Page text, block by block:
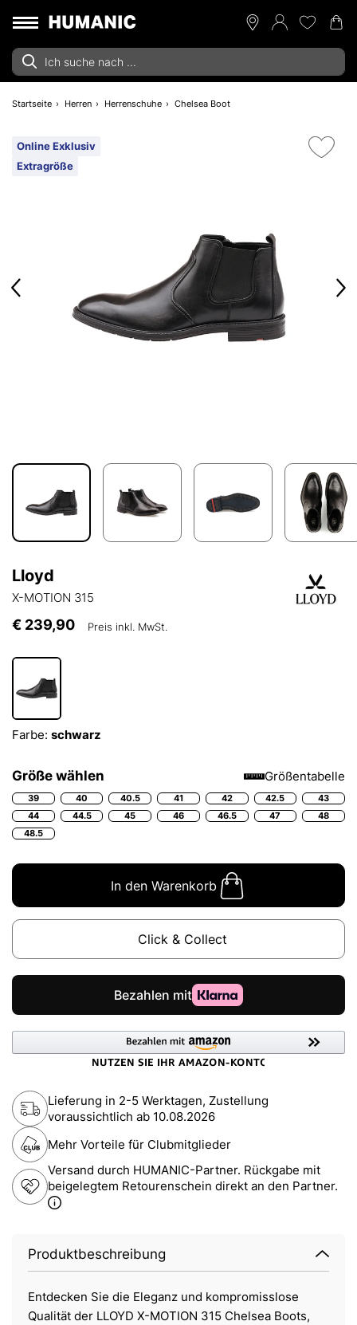
Startseite Herren Herrenschuhe Chelsea Boot
Online Exklusiv
Extragröße
Lloyd
X-MOTION 315
€ 239,90 Preis inkl. MwSt.
Farbe: schwarz
Größe wählen Größentabelle
39 40 40.5 41 42 42.5
43
44
44.5 45 46 46.5 47
48
48.5
In den Warenkorb
Click & Collect
Lieferung in 2-5 Werktagen, Zustellung
voraussichtlich ab 10.08.2026
Mehr Vorteile für Clubmitglieder
Versand durch HUMANIC-Partner. Rückgabe mit
beigelegtem Retourenschein direkt an den Partner.
Produktbeschreibung
Entdecken Sie die Eleganz und kompromisslose
Qualität der LLOYD X-MOTION 315 Chelsea Boots,